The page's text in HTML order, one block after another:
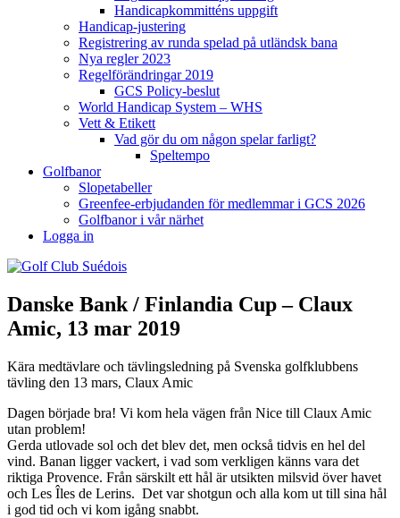
Handicapkommitténs uppgift
Handicap-justering
Registrering av runda spelad på utländsk bana
Nya regler 2023
Regelförändringar 2019
GCS Policy-beslut
World Handicap System – WHS
Vett & Etikett
Vad gör du om någon spelar farligt?
Speltempo
Golfbanor
Slopetabeller
Greenfee-erbjudanden för medlemmar i GCS 2026
Golfbanor i vår närhet
Logga in
Danske Bank / Finlandia Cup – Claux
Amic, 13 mar 2019
Kära medtävlare och tävlingsledning på Svenska golfklubbens
tävling den 13 mars, Claux Amic
Dagen började bra! Vi kom hela vägen från Nice till Claux Amic
utan problem!
Gerda utlovade sol och det blev det, men också tidvis en hel del
vind. Banan ligger vackert, i vad som verkligen känns vara det
riktiga Provence. Från särskilt ett hål är utsikten milsvid över havet
och Les Îles de Lerins. Det var shotgun och alla kom ut till sina hål
i god tid och vi kom igång snabbt.